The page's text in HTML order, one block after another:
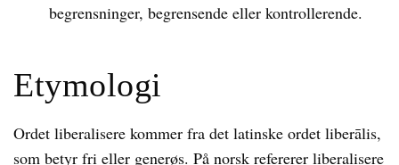
begrensninger, begrensende eller kontrollerende.
Etymologi
Ordet liberalisere kommer fra det latinske ordet liberālis,
som betyr fri eller generøs. På norsk refererer liberalisere